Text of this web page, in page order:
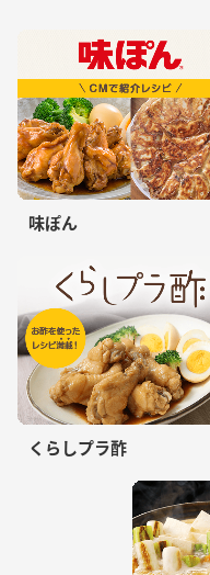
味ぽん
くらしプラ酢